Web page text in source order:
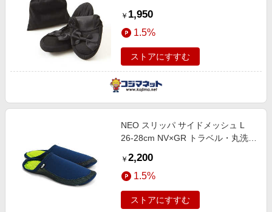
￥ 1,950
1.5%
ストアにすすむ
NEO スリッパ サイドメッシュ L
26-28cm NV×GR トラベル・丸洗い
￥ 2,200
1.5%
ストアにすすむ